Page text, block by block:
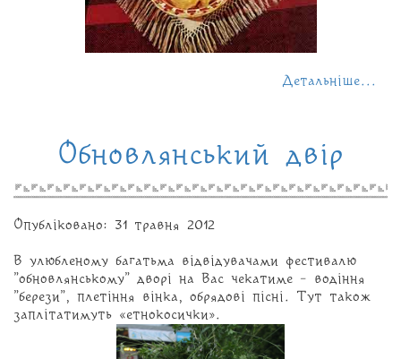
Детальніше...
Обновлянський двір
Опубліковано: 31 травня 2012
В улюбленому багатьма відвідувачами фестивалю
"обновлянському" дворі на Вас чекатиме - водіння
"берези", плетіння вінка, обрядові пісні. Тут також
заплітатимуть «етнокосички».